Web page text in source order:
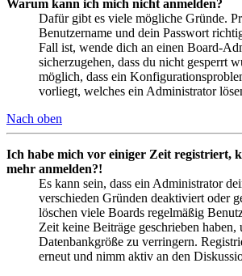
Warum kann ich mich nicht anmelden?
Dafür gibt es viele mögliche Gründe.
Benutzername und dein Passwort
Fall ist, wende dich an einen Board-
sicherzugehen, dass du nicht gesperrt
möglich, dass ein
vorliegt, welches ein Administrator
Nach oben
Ich habe mich vor einiger Zeit registriert,
mehr anmelden?!
Es kann sein, dass ein Administrator
verschieden Gründen deaktiviert oder
löschen viele Boards regelmäßig
Zeit keine Beiträge geschrieben haben,
Datenbankgröße zu verringern.
erneut und nimm aktiv an den